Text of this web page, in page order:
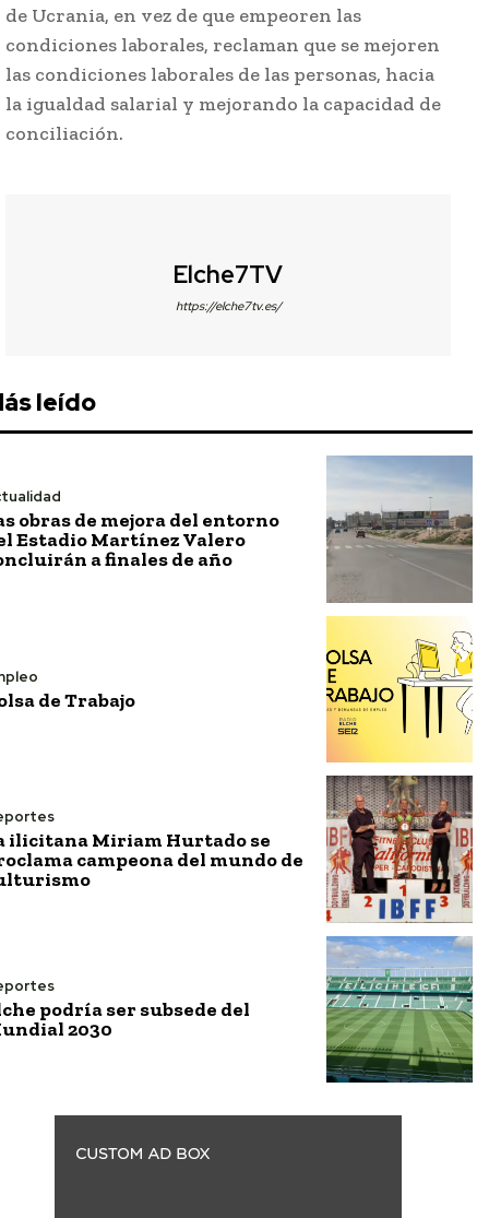
de Ucrania, en vez de que empeoren las
condiciones laborales, reclaman que se mejoren
las condiciones laborales de las personas, hacia
la igualdad salarial y mejorando la capacidad de
conciliación.
Elche7TV
https://elche7tv.es/
leído
obras de mejora del entorno
Estadio Martínez Valero
a finales de año
de Trabajo
ilicitana Miriam Hurtado se
campeona del mundo de
podría ser subsede del
2030